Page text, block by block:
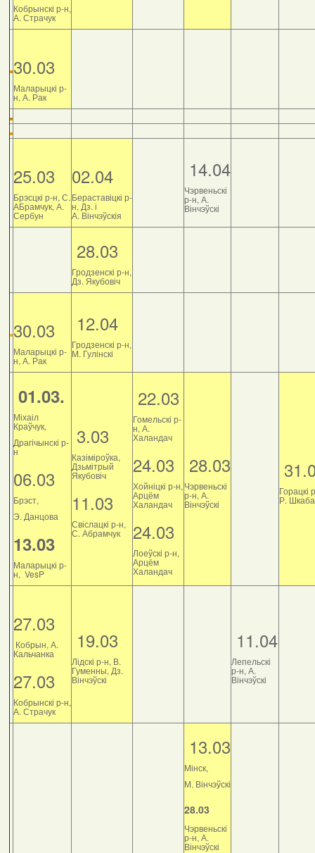
Кобрынскі р-н,
А. Страчук
30.03
Маларыцкі р-
н, А. Рак
25.03
Брэсцкі р-н, С.
АБрамчук, А.
Сербун
02.04
Бераставіцкі р-
н, Дз. і
А. Вінчэўскія
14.04
Чэрвеньскі
р-н, А.
Вінчэўскі
28.03
Гродзенскі р-н,
Дз. Якубовіч
30.03
Маларыцкі р-
н, А. Рак
12.04
Гродзенскі р-н,
М. Гулінскі
01.03.
Міхаіл
Краўчук,
Драгічынскі р-
н
06.03
Брэст,
Э. Данцова
13.03
Маларыцкі р-
н, VesP
3.03
Казіміроўка,
Дзьмітрый
Якубовіч
11.03
Свіслацкі р-н,
С. Абрамчук
22.03
Гомельскі р-
н, А.
Халандач
24.03
Хойніцкі р-н,
Арцём
Халандач
24.03
Лоеўскі р-н,
Арцём
Халандач
28.03
Чэрвеньскі
р-н, А.
Вінчэўскі
Горацкі
Р.
27.03
Кобрын, А.
Кальчанка
27.03
Кобрынскі р-н,
А. Страчук
19.03
Лідскі р-н, В.
Гуменны, Дз.
Вінчэўскі
11.04
Лепельскі
р-н, А.
Вінчэўскі
13.03
Мінск,
М. Вінчэўскі
28.03
Чэрвеньскі
р-н, А.
Вінчэўскі